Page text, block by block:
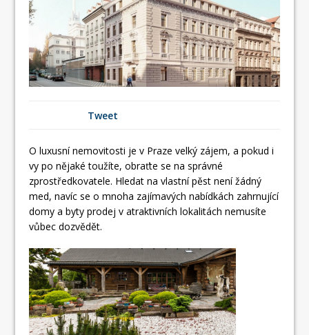
Tweet
O luxusní nemovitosti je v Praze velký zájem, a pokud i
vy po nějaké toužíte, obraťte se na správné
zprostředkovatele. Hledat na vlastní pěst není žádný
med, navíc se o mnoha zajímavých nabídkách zahrnující
domy a byty prodej v atraktivních lokalitách nemusíte
vůbec dozvědět.